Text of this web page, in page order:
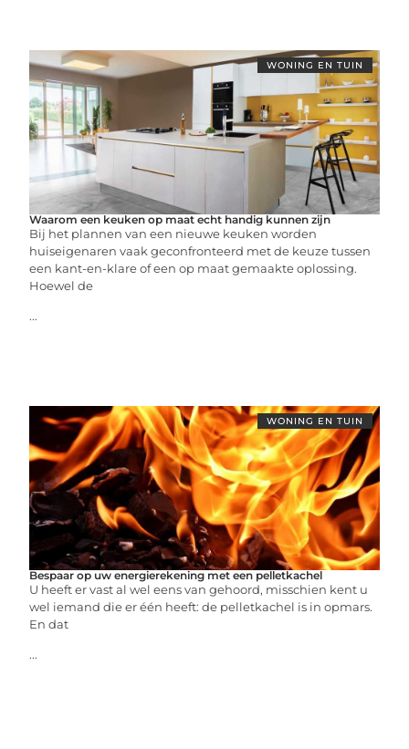
WONING EN TUIN
Waarom een keuken op maat echt handig kunnen zijn
Bij het plannen van een nieuwe keuken worden
huiseigenaren vaak geconfronteerd met de keuze tussen
een kant-en-klare of een op maat gemaakte oplossing.
Hoewel de
...
WONING EN TUIN
Bespaar op uw energierekening met een pelletkachel
U heeft er vast al wel eens van gehoord, misschien kent u
wel iemand die er één heeft: de pelletkachel is in opmars.
En dat
...